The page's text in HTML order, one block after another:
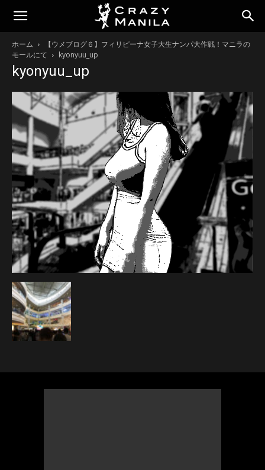
ホーム
【ウメブログ６】フィリピーナ女子大生ナンパ大作戦！マニラの
モールにて
kyonyuu_up
kyonyuu_up